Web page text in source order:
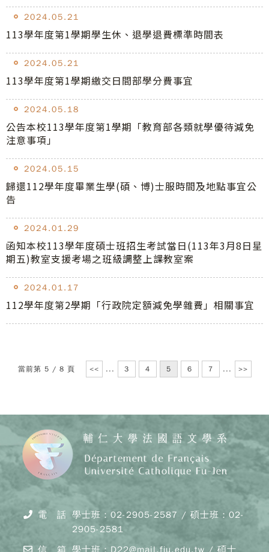
2024.05.21
113學年度第1學期學生休、退學退費標準時間表
2024.05.21
113學年度第1學期繳交日間部學分費事宜
2024.05.18
公告本校113學年度第1學期「教育部各類就學優待減免
注意事項」
2024.05.15
歸還112學年度畢業生學(碩、博)士服時間及地點事宜公
告
2024.01.29
函知本校113學年度碩士班招生考試當日(113年3月8日星
期五)教室支援考場之班級調整上課教室案
2024.01.17
112學年度第2學期「行政院定額減免學雜費」相關事宜
當前第 5 / 8 頁 << ... 3 4 5 6 7 ... >>
電 話 學士班：02-2905-2587 / 碩士班：02-
2905-2581
信 箱
學士班：D22@mail.fju.edu.tw / 碩士